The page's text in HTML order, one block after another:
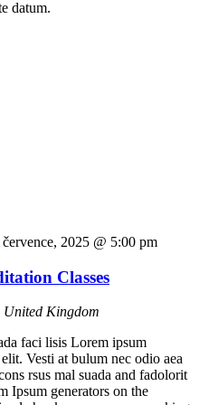
datum.
2025 @ 5:00 pm
Classes
Kingdom
faci lisis Lorem ipsum
Vesti at bulum nec odio aea
rsus mal suada and fadolorit
Ipsum generators on the